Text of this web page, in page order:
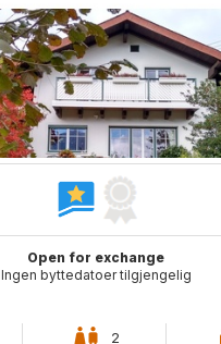
Open for exchange
Ingen byttedatoer tilgjengelig
2